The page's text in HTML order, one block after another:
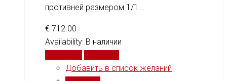
противней размером 1/1...
€ 712.00
Availability: В наличии
Добавить в список желаний